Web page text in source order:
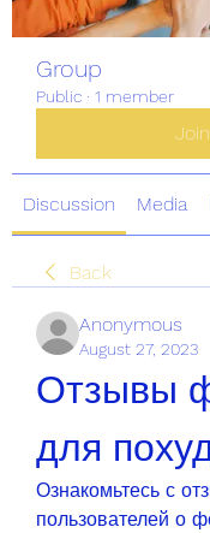
Group
Public · 1 member
Join
Discussion Media
Back
Anonymous
August 27, 2023
Отзывы
для
Ознакомьтесь с
пользователей о